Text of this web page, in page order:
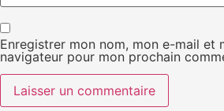
Enregistrer mon nom, mon e-mail et
navigateur pour mon prochain